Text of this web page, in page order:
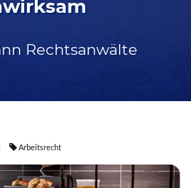
Rechtsanwälte
Arbeitsrecht